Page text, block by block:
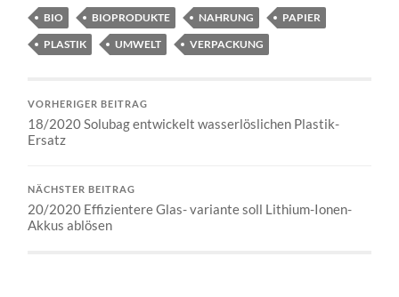
BIO BIOPRODUKTE NAHRUNG
PAPIER
PLASTIK
UMWELT VERPACKUNG
VORHERIGER BEITRAG
18/2020 Solubag entwickelt wasserlöslichen Plastik-
Ersatz
NÄCHSTER BEITRAG
20/2020 Effizientere Glas- variante soll Lithium-Ionen-
Akkus ablösen